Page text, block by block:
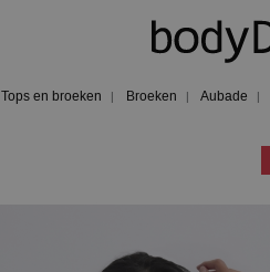
Tops en broeken Broeken Aubade